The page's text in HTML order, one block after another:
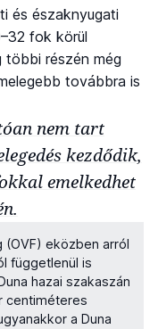
és északnyugati
fok körül
többi részén még
továbbra is
nem tart
kezdődik,
emelkedhet
eközben arról
függetlenül is
hazai szakaszán
centiméteres
a Duna